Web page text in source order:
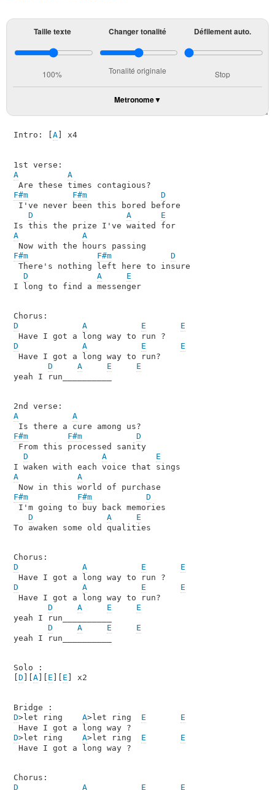
Taille texte
100%
Changer tonalité
Tonalité originale
Défilement auto.
Stop
Metronome
Intro: [ A] x4
A
A
F#m
F#m
D
I've never been this bored before
D
A
E
Is this the prize I've waited for
A
A
F#m
F#m
D
There's nothing left here to insure
D
A
E
I long to find a messenger
D
A E
E
D
A E
E
Have I got a long way to run?
D
A E
E
yeah I run__________
A
A
F#m
F#m
D
From this processed sanity
D
A
E
A
A
F#m
F#m
D
I'm going to buy back memories
D
A
E
To awaken some old qualities
D
A E
E
D
A E
E
Have I got a long way to run?
D
A E
E
yeah I run__________
D
A E
E
yeah I run__________
Solo :
D A][ E E ] x2
D>let ring A>let ring E
E
D>let ring A>let ring E
E
Have I got a long way ?
D
A E
E